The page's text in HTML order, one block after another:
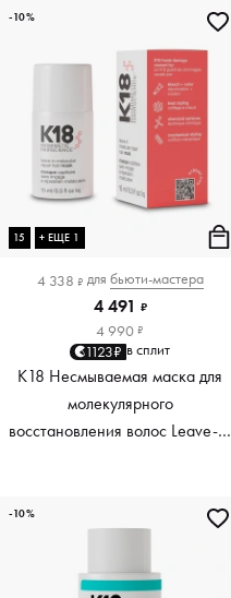
15 + ЕЩЕ 1
4 338 ₽ для бьюти-мастера
4 491 ₽
4 990 ₽
1123₽ в сплит
K18 Несмываемая маска для
молекулярного
восстановления волос Leave-In
-10%
-10%